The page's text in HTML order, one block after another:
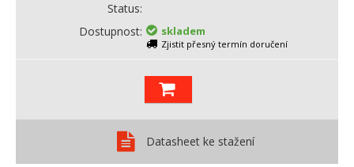
Status
Dostupnost
skladem
Zjistit přesný termín doručení
Datasheet ke stažení